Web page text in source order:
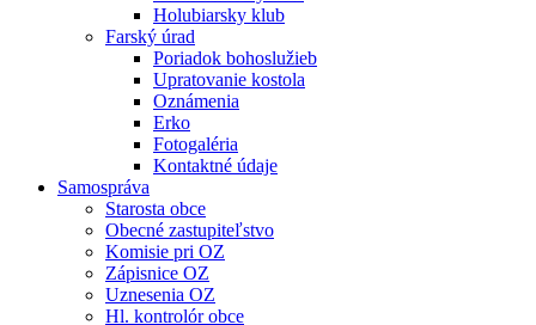
Holubiarsky klub
Farský úrad
Poriadok bohoslužieb
Upratovanie kostola
Oznámenia
Erko
Fotogaléria
Kontaktné údaje
Samospráva
Starosta obce
Obecné zastupiteľstvo
Komisie pri OZ
Zápisnice OZ
Uznesenia OZ
Hl. kontrolór obce